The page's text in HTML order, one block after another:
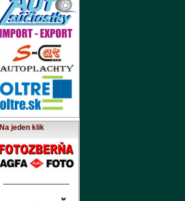
Na jeden klik
---------------------------